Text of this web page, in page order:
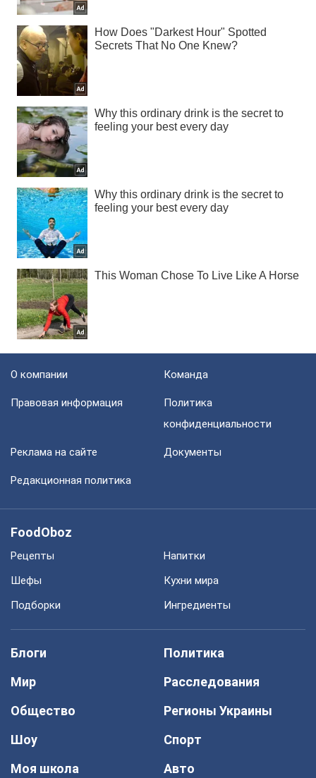
О компании Команда
Правовая информация
Политика
конфиденциальности
Реклама на сайте Документы
Редакционная политика
FoodOboz
Рецепты
Напитки
Шефы
Кухни мира
Подборки
Ингредиенты
Блоги
Политика
Мир
Расследования
Общество
Регионы Украины
Шоу
Спорт
Моя школа
Авто